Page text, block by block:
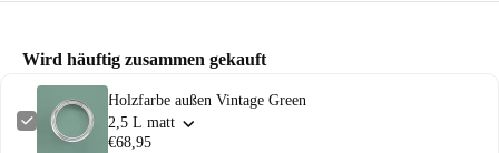
Wird häuftig zusammen gekauft
Holzfarbe außen Vintage Green
2,5 L matt
€68,95